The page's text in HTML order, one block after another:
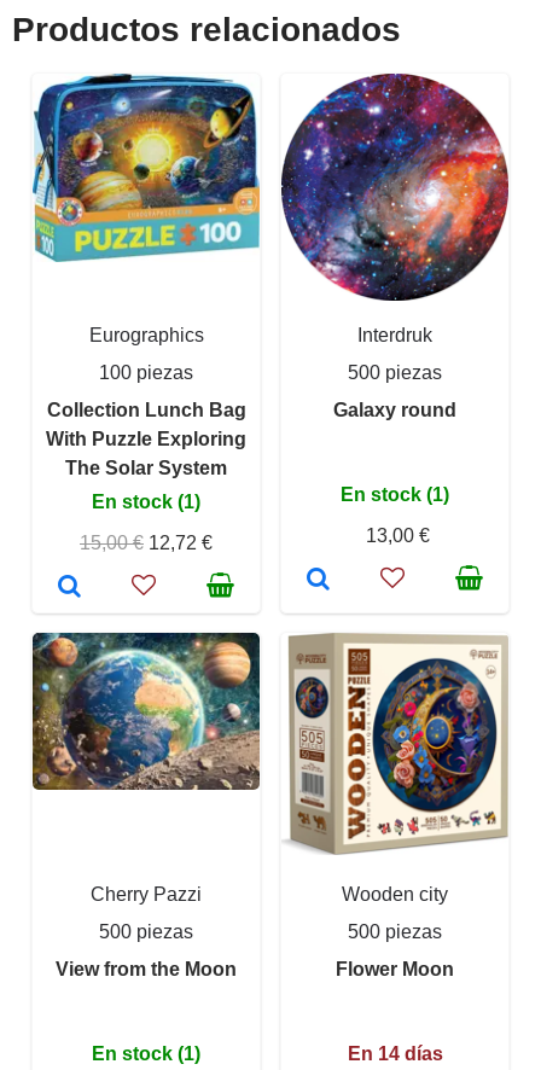
Productos relacionados
Eurographics
100 piezas
Collection Lunch Bag
With Puzzle Exploring
The Solar System
En stock (1)
15,00 € 12,72 €
Interdruk
500 piezas
Galaxy round
En stock (1)
13,00 €
Cherry Pazzi
500 piezas
View from the Moon
En stock (1)
Wooden city
500 piezas
Flower Moon
En 14 días